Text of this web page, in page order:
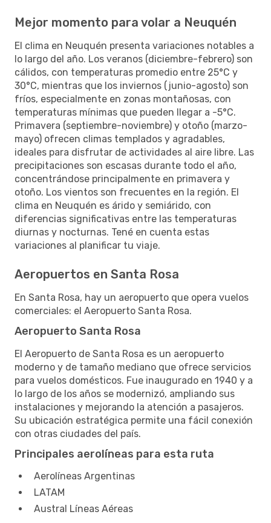
Mejor momento para volar a Neuquén
El clima en Neuquén presenta variaciones notables a
lo largo del año. Los veranos (diciembre-febrero) son
cálidos, con temperaturas promedio entre 25°C y
30°C, mientras que los inviernos (junio-agosto) son
fríos, especialmente en zonas montañosas, con
temperaturas mínimas que pueden llegar a -5°C.
Primavera (septiembre-noviembre) y otoño (marzo-
mayo) ofrecen climas templados y agradables,
ideales para disfrutar de actividades al aire libre. Las
precipitaciones son escasas durante todo el año,
concentrándose principalmente en primavera y
otoño. Los vientos son frecuentes en la región. El
clima en Neuquén es árido y semiárido, con
diferencias significativas entre las temperaturas
diurnas y nocturnas. Tené en cuenta estas
variaciones al planificar tu viaje.
Aeropuertos en Santa Rosa
En Santa Rosa, hay un aeropuerto que opera vuelos
comerciales: el Aeropuerto Santa Rosa.
Aeropuerto Santa Rosa
El Aeropuerto de Santa Rosa es un aeropuerto
moderno y de tamaño mediano que ofrece servicios
para vuelos domésticos. Fue inaugurado en 1940 y a
lo largo de los años se modernizó, ampliando sus
instalaciones y mejorando la atención a pasajeros.
Su ubicación estratégica permite una fácil conexión
con otras ciudades del país.
Principales aerolíneas para esta ruta
Aerolíneas Argentinas
LATAM
Austral Líneas Aéreas